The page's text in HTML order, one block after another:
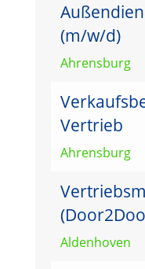
(m/w/d)
Ahrensburg
Vertrieb
Ahrensburg
Aldenhoven